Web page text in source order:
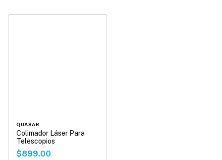
QUASAR
Colimador Láser Para
Telescopios
$899.00